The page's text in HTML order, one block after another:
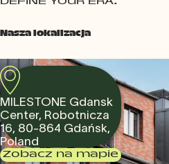
Nasza lokalizacja
MILESTONE Gdansk
Center, Robotnicza
16, 80-864 Gdańsk,
Poland
Zobacz na mapie